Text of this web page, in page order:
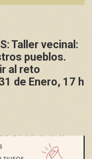
Taller vecinal:
pueblos.
al reto
de Enero, 17 h